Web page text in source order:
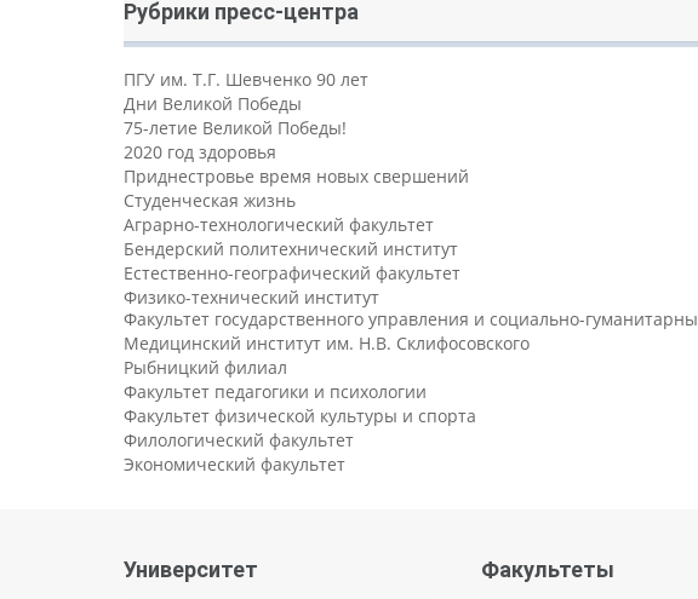
Рубрики пресс-центра
ПГУ им. Т.Г. Шевченко 90 лет
Дни Великой Победы
75-летие Великой Победы!
2020 год здоровья
Приднестровье время новых свершений
Студенческая жизнь
Аграрно-технологический факультет
Бендерский политехнический институт
Естественно-географический факультет
Физико-технический институт
Факультет государственного управления и социально-
Медицинский институт им. Н.В. Склифосовского
Рыбницкий филиал
Факультет педагогики и психологии
Факультет физической культуры и спорта
Филологический факультет
Экономический факультет
Университет Факультеты